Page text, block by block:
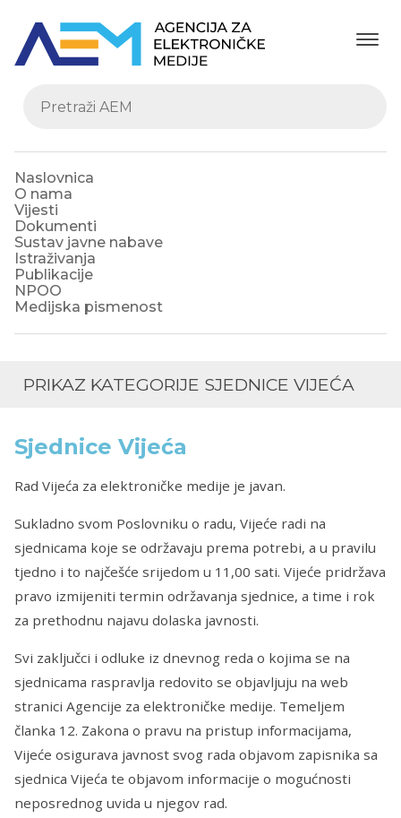
Naslovnica
O nama
Vijesti
Dokumenti
Sustav javne nabave
Istraživanja
Publikacije
NPOO
Medijska pismenost
PRIKAZ KATEGORIJE SJEDNICE VIJEĆA
Sjednice Vijeća
Rad Vijeća za elektroničke medije je javan.
Sukladno svom Poslovniku o radu, Vijeće radi na
sjednicama koje se održavaju prema potrebi, a u pravilu
tjedno i to najčešće srijedom u 11,00 sati. Vijeće pridržava
pravo izmijeniti termin održavanja sjednice, a time i rok
za prethodnu najavu dolaska javnosti.
Svi zaključci i odluke iz dnevnog reda o kojima se na
sjednicama raspravlja redovito se objavljuju na web
stranici Agencije za elektroničke medije. Temeljem
članka 12. Zakona o pravu na pristup informacijama,
Vijeće osigurava javnost svog rada objavom zapisnika sa
sjednica Vijeća te objavom informacije o mogućnosti
neposrednog uvida u njegov rad.